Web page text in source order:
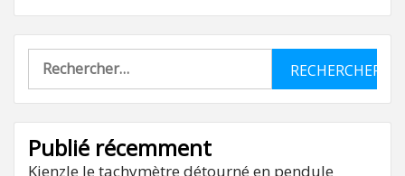
Rechercher :
Publié récemment
Kienzle le tachymètre détourné en pendule